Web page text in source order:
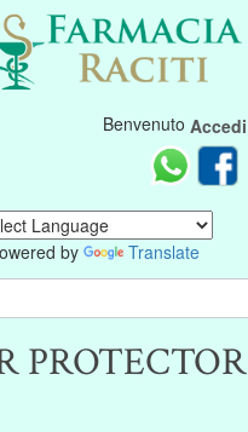
Benvenuto Accedi
by Translate
PROTECTOR